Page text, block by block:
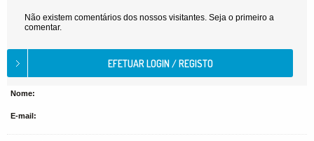
Não existem comentários dos nossos visitantes. Seja o primeiro a
comentar.
Nome:
E-mail: